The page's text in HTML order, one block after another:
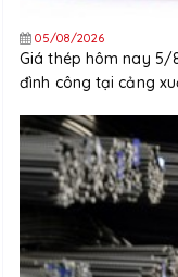
05/08/2026
Giá thép hôm nay 5/
đình công tại cảng